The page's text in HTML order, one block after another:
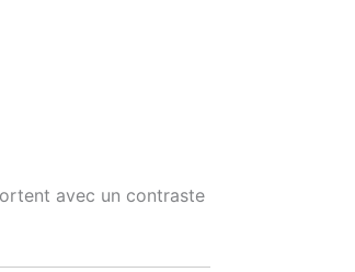
avec un contraste